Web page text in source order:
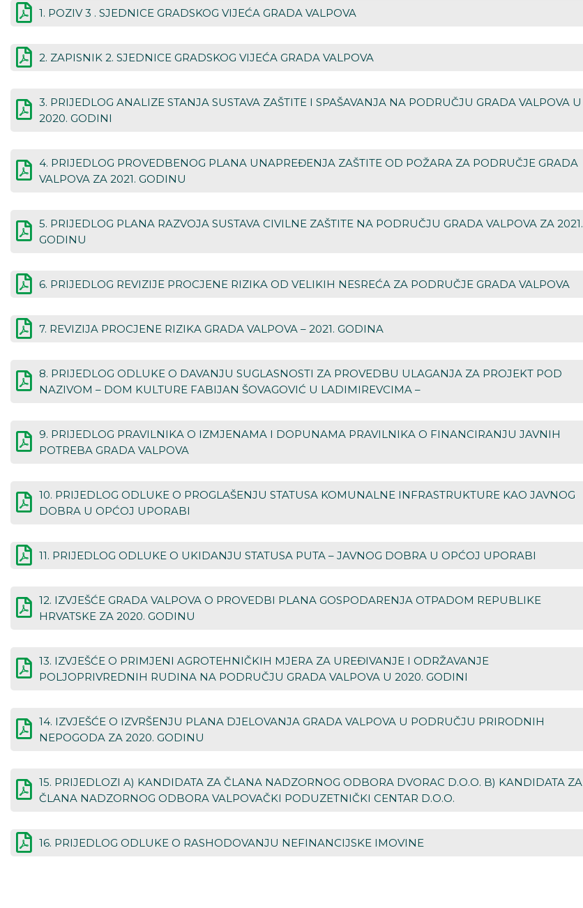
1. POZIV 3 . SJEDNICE GRADSKOG VIJEĆA GRADA VALPOVA
2. ZAPISNIK 2. SJEDNICE GRADSKOG VIJEĆA GRADA VALPOVA
3. PRIJEDLOG ANALIZE STANJA SUSTAVA ZAŠTITE I SPAŠAVANJA NA PODRUČJU GRADA VALPOVA U
2020. GODINI
4. PRIJEDLOG PROVEDBENOG PLANA UNAPREĐENJA ZAŠTITE OD POŽARA ZA PODRUČJE GRADA
VALPOVA ZA 2021. GODINU
5. PRIJEDLOG PLANA RAZVOJA SUSTAVA CIVILNE ZAŠTITE NA PODRUČJU GRADA VALPOVA ZA 2021.
GODINU
6. PRIJEDLOG REVIZIJE PROCJENE RIZIKA OD VELIKIH NESREĆA ZA PODRUČJE GRADA VALPOVA
7. REVIZIJA PROCJENE RIZIKA GRADA VALPOVA – 2021. GODINA
8. PRIJEDLOG ODLUKE O DAVANJU SUGLASNOSTI ZA PROVEDBU ULAGANJA ZA PROJEKT POD
NAZIVOM – DOM KULTURE FABIJAN ŠOVAGOVIĆ U LADIMIREVCIMA –
9. PRIJEDLOG PRAVILNIKA O IZMJENAMA I DOPUNAMA PRAVILNIKA O FINANCIRANJU JAVNIH
POTREBA GRADA VALPOVA
10. PRIJEDLOG ODLUKE O PROGLAŠENJU STATUSA KOMUNALNE INFRASTRUKTURE KAO JAVNOG
DOBRA U OPĆOJ UPORABI
11. PRIJEDLOG ODLUKE O UKIDANJU STATUSA PUTA – JAVNOG DOBRA U OPĆOJ UPORABI
12. IZVJEŠĆE GRADA VALPOVA O PROVEDBI PLANA GOSPODARENJA OTPADOM REPUBLIKE
HRVATSKE ZA 2020. GODINU
13. IZVJEŠĆE O PRIMJENI AGROTEHNIČKIH MJERA ZA UREĐIVANJE I ODRŽAVANJE
POLJOPRIVREDNIH RUDINA NA PODRUČJU GRADA VALPOVA U 2020. GODINI
14. IZVJEŠĆE O IZVRŠENJU PLANA DJELOVANJA GRADA VALPOVA U PODRUČJU PRIRODNIH
NEPOGODA ZA 2020. GODINU
15. PRIJEDLOZI A) KANDIDATA ZA ČLANA NADZORNOG ODBORA DVORAC D.O.O. B) KANDIDATA ZA
ČLANA NADZORNOG ODBORA VALPOVAČKI PODUZETNIČKI CENTAR D.O.O.
16. PRIJEDLOG ODLUKE O RASHODOVANJU NEFINANCIJSKE IMOVINE